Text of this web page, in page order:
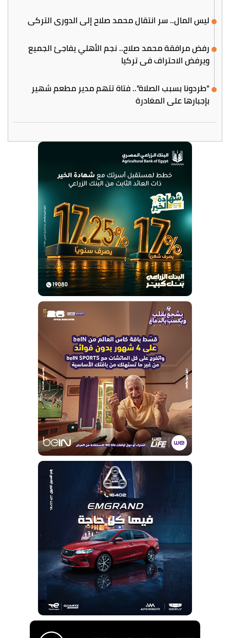
ليس المال.. سر انتقال محمد صلاح إلى الدوري التركي
رفض مرافقة محمد صلاح.. نجم الأهلي يفاجئ الجميع
ويرفض الاحتراف في تركيا
"طردونا بسبب الصلاة".. فتاة تتهم مدير مطعم شهير
بإجبارها على المغادرة